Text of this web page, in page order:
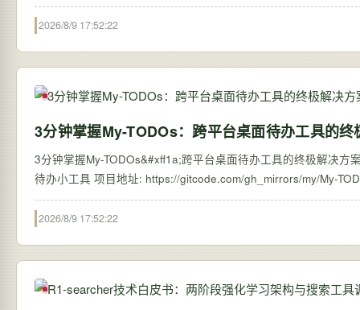
2026/8/9 17:52:22
3分钟掌握My-TODOs：跨平台桌面待办工具的终
3分钟掌握My-TODOs&#xff1a;跨平台桌面待办工具的终极解决
2026/8/9 17:52:22